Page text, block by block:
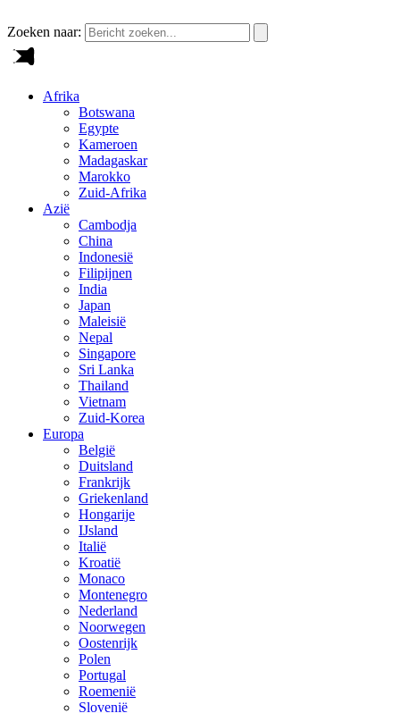
Zoeken naar:
Afrika
Botswana
Egypte
Kameroen
Madagaskar
Marokko
Zuid-Afrika
Azië
Cambodja
China
Indonesië
Filipijnen
India
Japan
Maleisië
Nepal
Singapore
Sri Lanka
Thailand
Vietnam
Zuid-Korea
Europa
België
Duitsland
Frankrijk
Griekenland
Hongarije
IJsland
Italië
Kroatië
Monaco
Montenegro
Nederland
Noorwegen
Oostenrijk
Polen
Portugal
Roemenië
Slovenië